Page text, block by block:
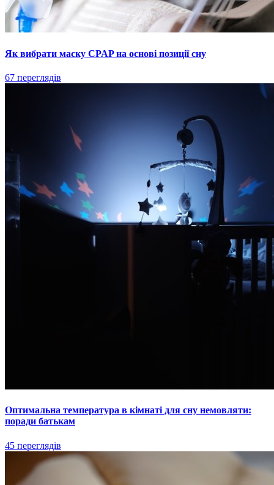
Як вибрати маску CPAP на основі позиції сну
67 переглядів
Оптимальна температура в кімнаті для сну немовляти:
поради батькам
45 переглядів